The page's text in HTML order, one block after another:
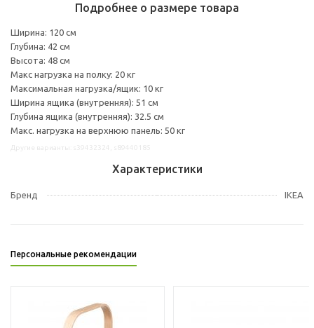
Подробнее о размере товара
Ширина: 120 см
Глубина: 42 см
Высота: 48 см
Макс нагрузка на полку: 20 кг
Максимальная нагрузка/ящик: 10 кг
Ширина ящика (внутренняя): 51 см
Глубина ящика (внутренняя): 32.5 см
Макс. нагрузка на верхнюю панель: 50 кг
Характеристики
Бренд IKEA
Персональные рекомендации